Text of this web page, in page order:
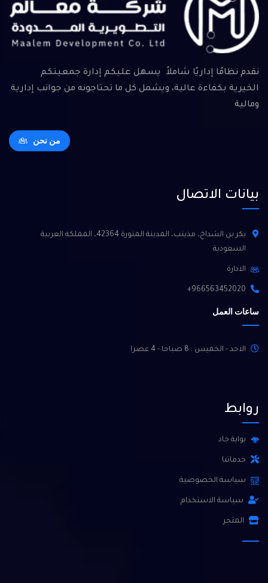
نقدم نظامًا إداريًا شاملاً يسهل عليكم إدارة جمعيتكم
الخيرية بكفاءة عالية، ويشمل كل ما تحتاجونه من جوانب إدارية
ومالية
من نحن
بيانات الاتصال
بكر بن الشداخ، مذينب، المدينة المنورة 42364، المملكة العربية
السعودية
الادارة
966563452020+
ساعات العمل
الاحد - الخميس : 8 صباحا - 4 عصرا
روابط
بوابة جاد
خدماتنا
سياسة الخصوصية
سياسة الاستخدام
المتجر